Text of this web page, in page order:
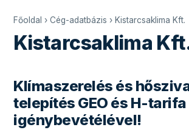
Főoldal › Cég-adatbázis › Kistarcsaklima Kft.
Kistarcsaklima
Klímaszerelés és
telepítés GEO és H-tarifa
igénybevétélével!